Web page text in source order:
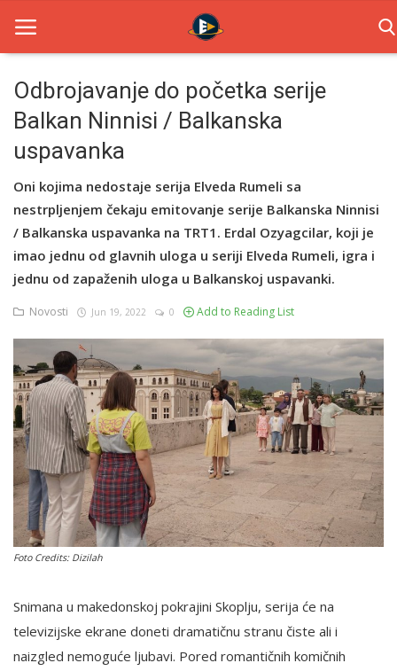
Home
Novosti
TV Serije
Filmovi
Glumci
Contact
Register
English
Odbrojavanje do početka serije
Balkan Ninnisi / Balkanska
uspavanka
Oni kojima nedostaje serija Elveda Rumeli sa
nestrpljenjem čekaju emitovanje serije Balkanska Ninnisi
/ Balkanska uspavanka na TRT1. Erdal Ozyagcilar, koji je
imao jednu od glavnih uloga u seriji Elveda Rumeli, igra i
jednu od zapaženih uloga u Balkanskoj uspavanki.
Novosti Jun 19, 2022 0 Add to Reading List
Foto Credits: Dizilah
Snimana u makedonskoj pokrajini Skoplju, serija će na
televizijske ekrane doneti dramatičnu stranu čiste ali i
naizgled nemoguće ljubavi. Pored romantičnih komičnih